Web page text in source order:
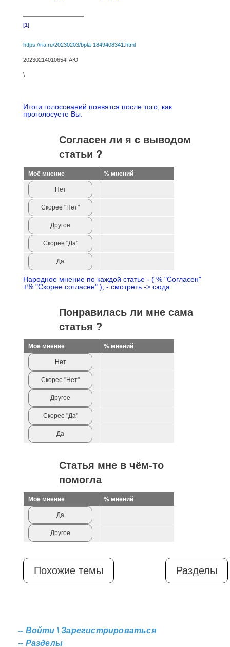
[1]
https://ria.ru/20230203/bpla-1849408341.html
20230214010654ГАЮ
\
Итоги голосований появятся после того, как
проголосуете Вы.
Согласен ли я с выводом
статьи ?
Моё мнение % мнений
Нет
Скорее "Нет"
Другое
Скорее "Да"
Да
Народное мнение по каждой статье - ( % "Согласен"
+% "Скорее согласен" ), - смотреть -> сюда
Понравилась ли мне сама
статья ?
Моё мнение % мнений
Нет
Скорее "Нет"
Другое
Скорее "Да"
Да
Статья мне в чём-то
помогла
Моё мнение % мнений
Да
Другое
Похожие темы Разделы
-- Войти \ Зарегистрироваться
-- Разделы